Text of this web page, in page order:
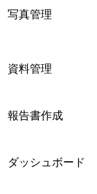
写真管理
資料管理
報告書作成
ダッシュボード